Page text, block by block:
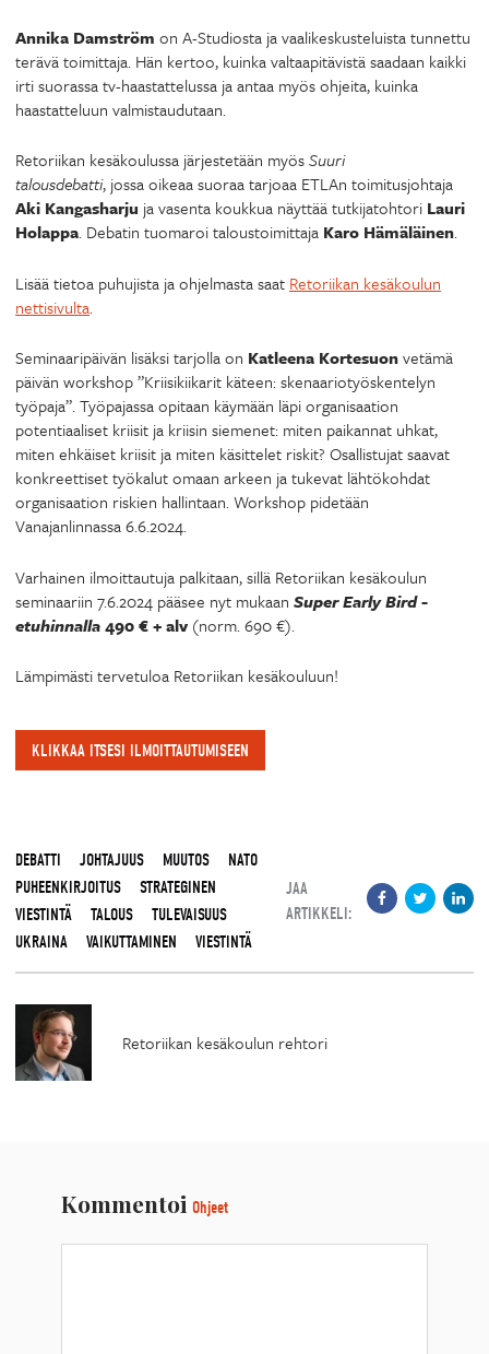
Annika Damström on A-Studiosta ja vaalikeskusteluista tunnettu
terävä toimittaja. Hän kertoo, kuinka valtaapitävistä saadaan kaikki
irti suorassa tv-haastattelussa ja antaa myös ohjeita, kuinka
haastatteluun valmistaudutaan.
Retoriikan kesäkoulussa järjestetään myösSuuri
talousdebatti, jossa oikeaa suoraa tarjoaa ETLAn toimitusjohtaja
Aki Kangasharju ja vasenta koukkua näyttää tutkijatohtori Lauri
Holappa. Debatin tuomaroi taloustoimittaja Karo Hämäläinen.
Lisää tietoa puhujista ja ohjelmasta saat Retoriikan kesäkoulun
nettisivulta.
Seminaaripäivän lisäksi tarjolla on Katleena Kortesuonvetämä
päivän workshop ”Kriisikiikarit käteen: skenaariotyöskentelyn
työpaja”. Työpajassa opitaan käymään läpi organisaation
potentiaaliset kriisit ja kriisin siemenet: miten paikannat uhkat,
miten ehkäiset kriisit ja miten käsittelet riskit? Osallistujat saavat
konkreettiset työkalut omaan arkeen ja tukevat lähtökohdat
organisaation riskien hallintaan. Workshop pidetään
Vanajanlinnassa 6.6.2024.
Varhainen ilmoittautuja palkitaan, sillä Retoriikan kesäkoulun
seminaariin 7.6.2024 pääsee nyt mukaan Super Early Bird -
etuhinnalla490 € + alv (norm. 690 €).
Lämpimästi tervetuloa Retoriikan kesäkouluun!
KLIKKAA ITSESI ILMOITTAUTUMISEEN
DEBATTI JOHTAJUUS MUUTOS
NATO
PUHEENKIRJOITUS
STRATEGINEN
VIESTINTÄ
TALOUS
TULEVAISUUS
UKRAINA
VAIKUTTAMINEN VIESTINTÄ
JAA
ARTIKKELI:
Retoriikan kesäkoulun rehtori
Kommentoi Ohjeet